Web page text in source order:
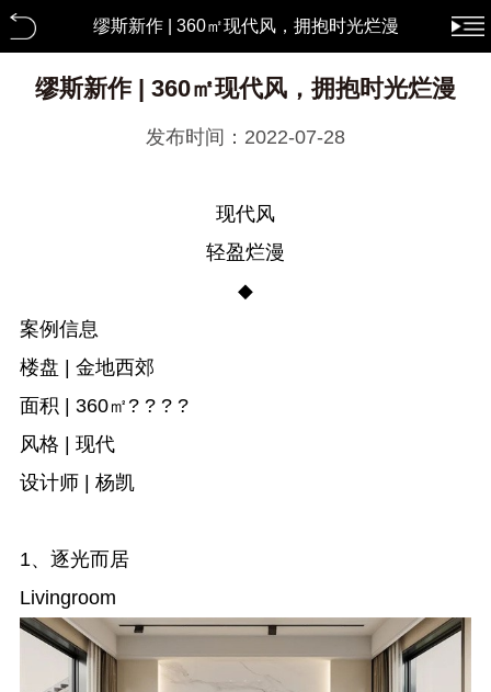
缪斯新作 | 360㎡现代风，拥抱时光烂漫
缪斯新作 | 360㎡现代风，拥抱时光烂漫
发布时间：2022-07-28
现代风
轻盈烂漫
◆
案例信息
楼盘 | 金地西郊
面积 | 360㎡? ? ? ?
风格 | 现代
设计师 | 杨凯
1、逐光而居
Livingroom